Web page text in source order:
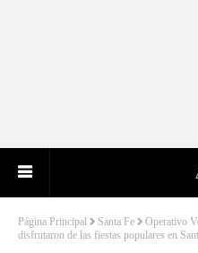
Página Principal Santa Fe
Operativo
disfrutaron de las fiestas populares en